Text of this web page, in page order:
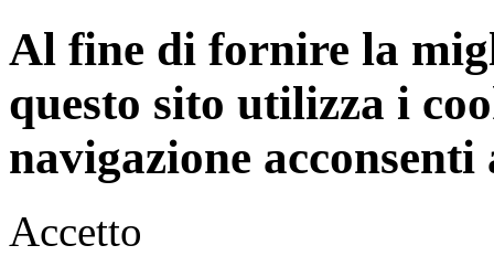
Al fine di fornire la
questo sito utilizza i
navigazione
Accetto